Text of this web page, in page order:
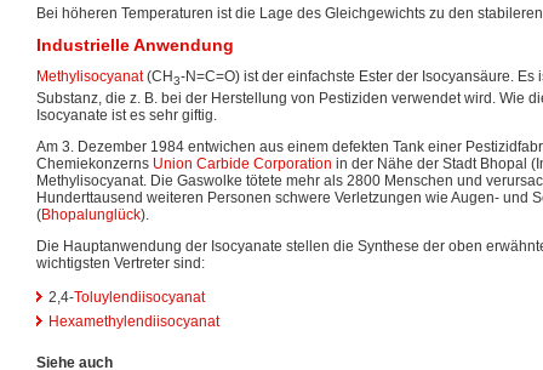
Bei höheren Temperaturen ist die Lage des Gleichgewichts zu den
Industrielle Anwendung
Methylisocyanat(CH3-N=C=O) ist der einfachste Ester der Isocyansäure. Es
Substanz, die z. B. bei der Herstellung von Pestiziden verwendet wird. Wie
Isocyanate ist es sehr giftig.
Am 3. Dezember 1984 entwichen aus einem defekten Tank einer
Chemiekonzerns Union Carbide Corporation in der Nähe der Stadt Bhopal
Methylisocyanat. Die Gaswolke tötete mehr als 2800 Menschen und
Hunderttausend weiteren Personen schwere Verletzungen wie Augen- und
(Bhopalunglück).
Die Hauptanwendung der Isocyanate stellen die Synthese der oben
wichtigsten Vertreter sind:
2,4-Toluylendiisocyanat
Hexamethylendiisocyanat
Siehe auch